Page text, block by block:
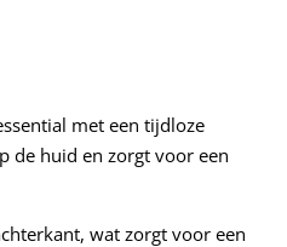
met een tijdloze
de huid en zorgt voor een
wat zorgt voor een